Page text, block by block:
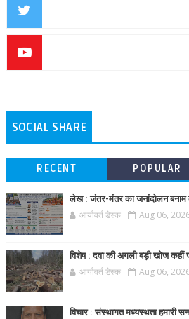
SOCIAL SHARE
RECENT POPULAR
लेख : जंतर-मंतर का जनांदोलन बनाम
आर्यावर्त डेस्क Aug 06,
विशेष : दवा की अगली बड़ी खोज कहीं
आर्यावर्त डेस्क Aug 06,
विचार : संस्थागत मध्यस्थता हमारी